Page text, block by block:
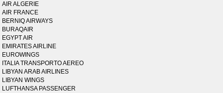
AIR ALGERIE
AIR FRANCE
BERNIQ AIRWAYS
BURAQAIR
EGYPT AIR
EMIRATES AIRLINE
EUROWINGS
ITALIA TRANSPORTO AEREO
LIBYAN ARAB AIRLINES
LIBYAN WINGS
LUFTHANSA PASSENGER